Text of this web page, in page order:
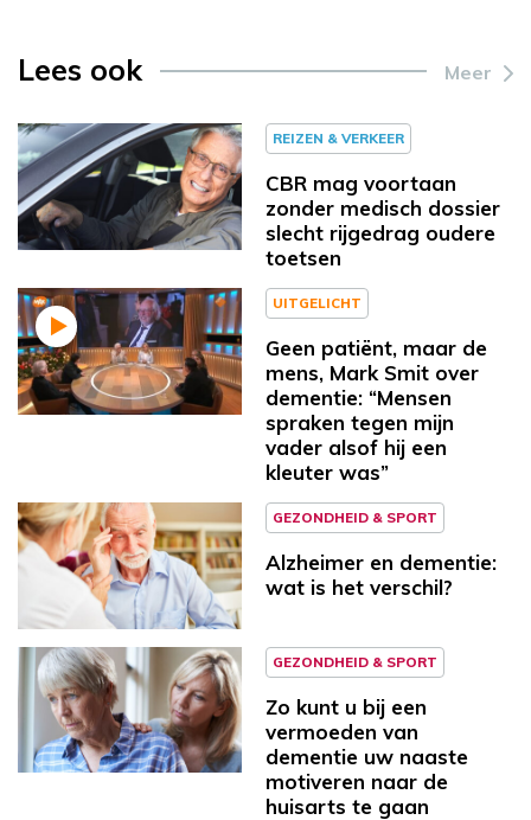
Lees ook Meer
REIZEN & VERKEER
CBR mag voortaan
zonder medisch dossier
slecht rijgedrag oudere
toetsen
UITGELICHT
Geen patiënt, maar de
mens, Mark Smit over
dementie: “Mensen
spraken tegen mijn
vader alsof hij een
kleuter was”
GEZONDHEID & SPORT
Alzheimer en dementie:
wat is het verschil?
GEZONDHEID & SPORT
Zo kunt u bij een
vermoeden van
dementie uw naaste
motiveren naar de
huisarts te gaan